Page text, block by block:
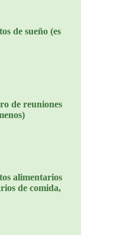
de sueño (es
de reuniones
alimentarios
de comida,